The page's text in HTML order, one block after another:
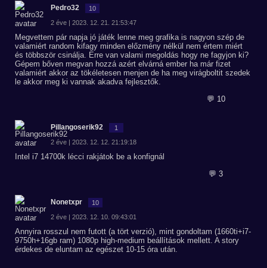
Pedro32 10
2 éve | 2023. 12. 21. 21:53:47
Megvettem pár napja jó játék lenne meg grafika is nagyon szép de
valamiért random kifagy minden előzmény nélkül nem értem miért
és többször csinálja. Erre van valami megoldás hogy ne fagyjon ki?
Gépem bőven megvan hozzá azért elvárná ember ha már fizet
valamiért akkor az tökéletesen menjen de ha meg virágboltit szedek
le akkor meg ki vannak akadva fejlesztők.
💬 10
Pillangoserik92 1
2 éve | 2023. 12. 12. 21:19:18
Intel i7 14700k lécci rakjátok be a konfignál
💬 3
Nonetxpr 10
2 éve | 2023. 12. 10. 09:43:01
Annyira rosszul nem futott (a tört verzió), mint gondoltam (1660ti+i7-
9750h+16gb ram) 1080p high-medium beállítások mellett. A story
érdekes de eluntam az egészet 10-15 óra után.